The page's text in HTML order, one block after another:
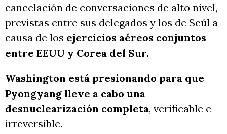
cancelación de conversaciones de alto nivel,
previstas entre sus delegados y los de Seúl a
causa de los ejercicios aéreos conjuntos
entre EEUU y Corea del Sur.
Washington está presionando para que
Pyongyang lleve a cabo una
desnuclearización completa, verificable e
irreversible.